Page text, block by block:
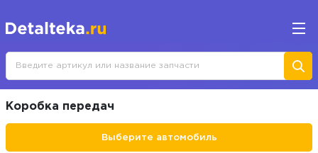
Коробка передач
Выберите автомобиль